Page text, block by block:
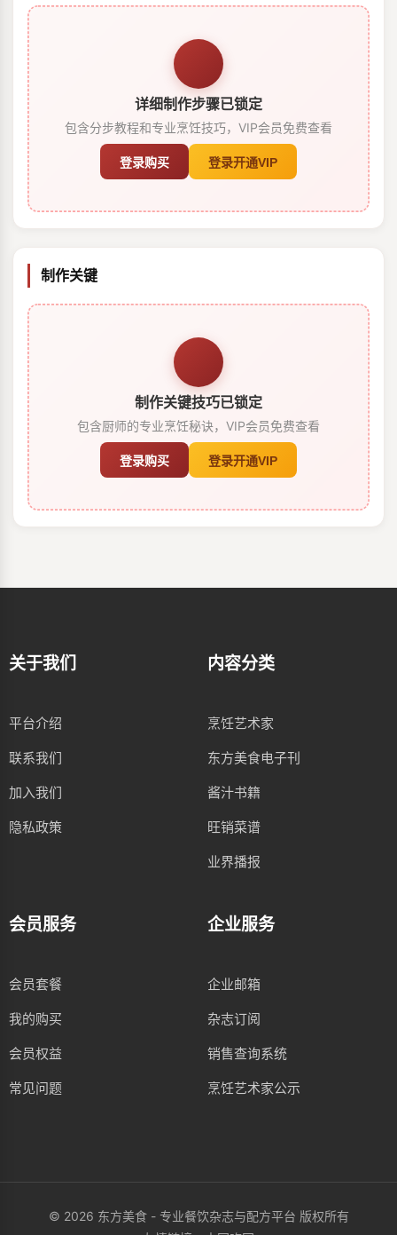
详细制作步骤已锁定
包含分步教程和专业烹饪技巧，VIP会员免费查看
登录购买 登录开通VIP
制作关键
制作关键技巧已锁定
包含厨师的专业烹饪秘诀，VIP会员免费查看
登录购买 登录开通VIP
关于我们
平台介绍
联系我们
加入我们
隐私政策
内容分类
烹饪艺术家
东方美食电子刊
酱汁书籍
旺销菜谱
业界播报
会员服务
会员套餐
我的购买
会员权益
常见问题
企业服务
企业邮箱
杂志订阅
销售查询系统
烹饪艺术家公示
© 2026 东方美食 - 专业餐饮杂志与配方平台 版权所有